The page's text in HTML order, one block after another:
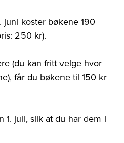
koster bøkene 190
250 kr).
(du kan fritt velge hvor
får du bøkene til 150 kr
1. juli, slik at du har dem i